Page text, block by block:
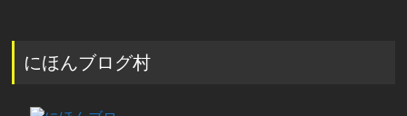
にほんブログ村